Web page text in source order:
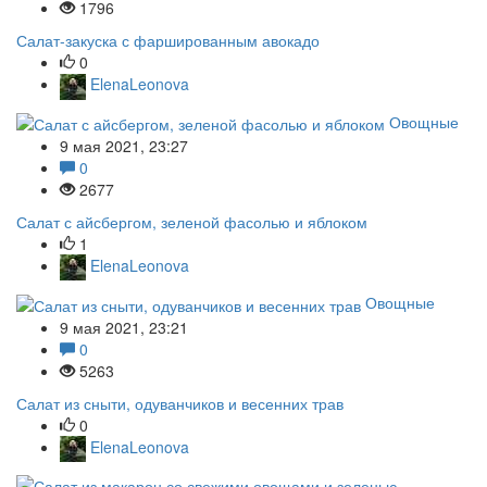
1796
Салат-закуска с фаршированным авокадо
0
ElenaLeonova
Овощные
9 мая 2021, 23:27
0
2677
Салат с айсбергом, зеленой фасолью и яблоком
1
ElenaLeonova
Овощные
9 мая 2021, 23:21
0
5263
Салат из сныти, одуванчиков и весенних трав
0
ElenaLeonova